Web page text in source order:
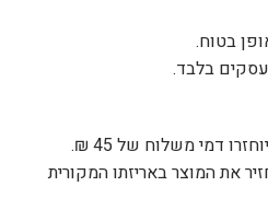
בטוח.
עסקים בלבד.
דמי משלוח של 45 ₪.
את המוצר באריזתו המקורית